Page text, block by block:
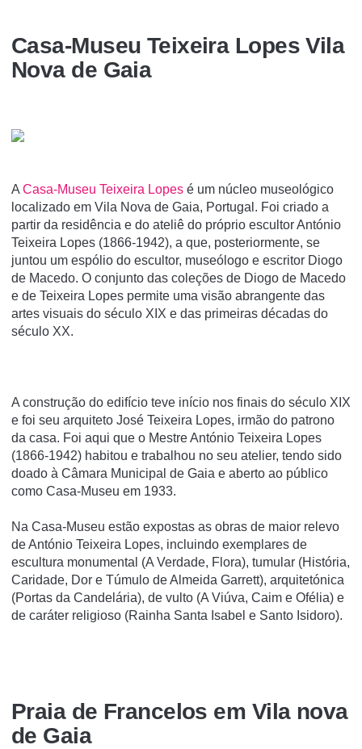
Casa-Museu Teixeira Lopes Vila
Nova de Gaia
A Casa-Museu Teixeira Lopes é um núcleo museológico
localizado em Vila Nova de Gaia, Portugal. Foi criado a
partir da residência e do ateliê do próprio escultor António
Teixeira Lopes (1866-1942), a que, posteriormente, se
juntou um espólio do escultor, museólogo e escritor Diogo
de Macedo. O conjunto das coleções de Diogo de Macedo
e de Teixeira Lopes permite uma visão abrangente das
artes visuais do século XIX e das primeiras décadas do
século XX.
A construção do edifício teve início nos finais do século XIX
e foi seu arquiteto José Teixeira Lopes, irmão do patrono
da casa. Foi aqui que o Mestre António Teixeira Lopes
(1866-1942) habitou e trabalhou no seu atelier, tendo sido
doado à Câmara Municipal de Gaia e aberto ao público
como Casa-Museu em 1933.
Na Casa-Museu estão expostas as obras de maior relevo
de António Teixeira Lopes, incluindo exemplares de
escultura monumental (A Verdade, Flora), tumular (História,
Caridade, Dor e Túmulo de Almeida Garrett), arquitetónica
(Portas da Candelária), de vulto (A Viúva, Caim e Ofélia) e
de caráter religioso (Rainha Santa Isabel e Santo Isidoro).
Praia de Francelos em Vila nova
de Gaia